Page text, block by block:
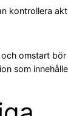
kontrollera
omstart
som